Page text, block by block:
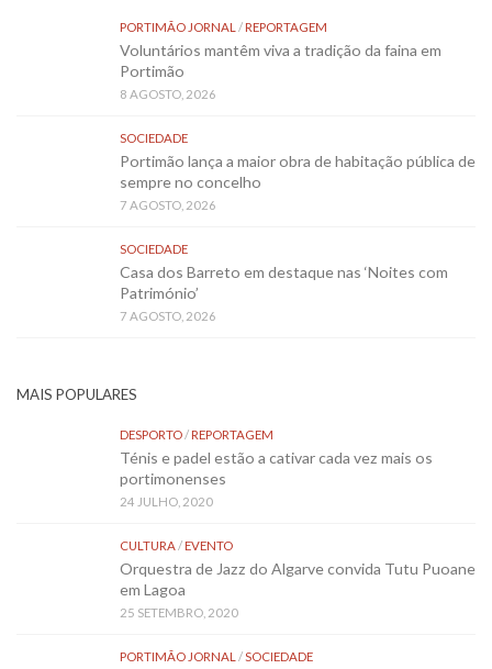
PORTIMÃO JORNAL /REPORTAGEM
Voluntários mantêm viva a tradição da faina em
Portimão
8 AGOSTO, 2026
SOCIEDADE
Portimão lança a maior obra de habitação pública de
sempre no concelho
7 AGOSTO, 2026
SOCIEDADE
Casa dos Barreto em destaque nas ‘Noites com
Património’
7 AGOSTO, 2026
MAIS POPULARES
DESPORTO/REPORTAGEM
Ténis e padel estão a cativar cada vez mais os
portimonenses
24 JULHO, 2020
CULTURA/EVENTO
Orquestra de Jazz do Algarve convida Tutu Puoane
em Lagoa
25 SETEMBRO, 2020
PORTIMÃO JORNAL /SOCIEDADE